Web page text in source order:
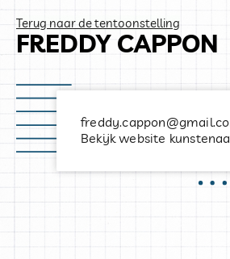
Terug naar de tentoonstelling
FREDDY CAPPON
Bekijk website